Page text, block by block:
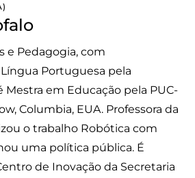
e Pedagogia, com
Portuguesa pela
Mestra em Educação pela PUC-
Columbia, EUA. Professora da
o trabalho Robótica com
uma política pública. É
de Inovação da Secretaria